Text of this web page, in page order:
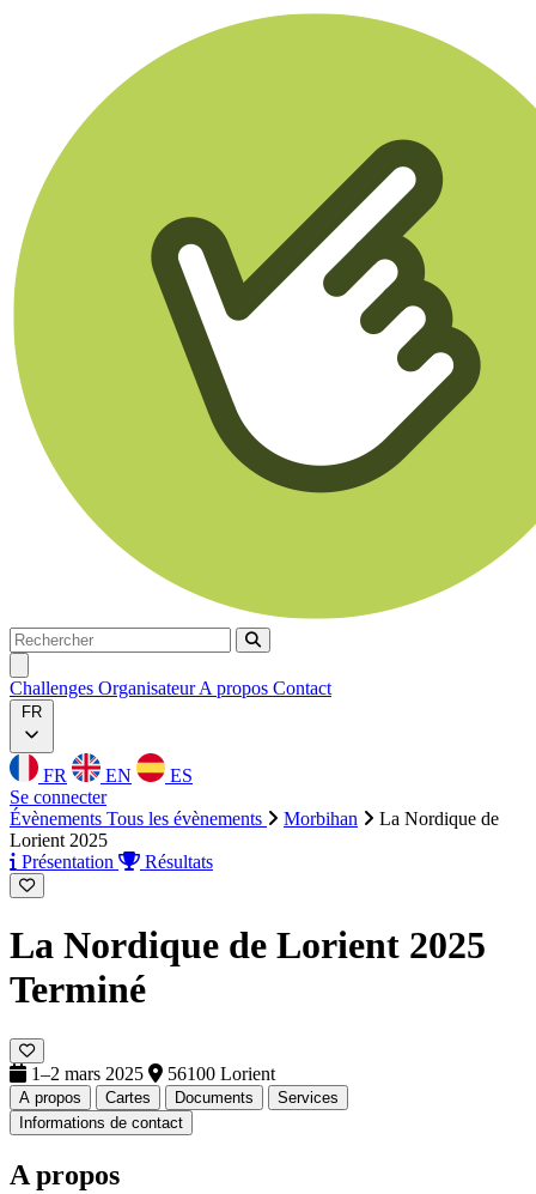
Rechercher
Rechercher
Challenges OrganisateurA propos Contact
FR
FR EN
ES
Se connecter
Évènements Tous les évènements Morbihan
La Nordique de
Lorient 2025
Présentation
Résultats
La Nordique de Lorient 2025
Terminé
1–2 mars 2025 56100 Lorient
A propos Cartes Documents
Services
Informations de contact
A propos